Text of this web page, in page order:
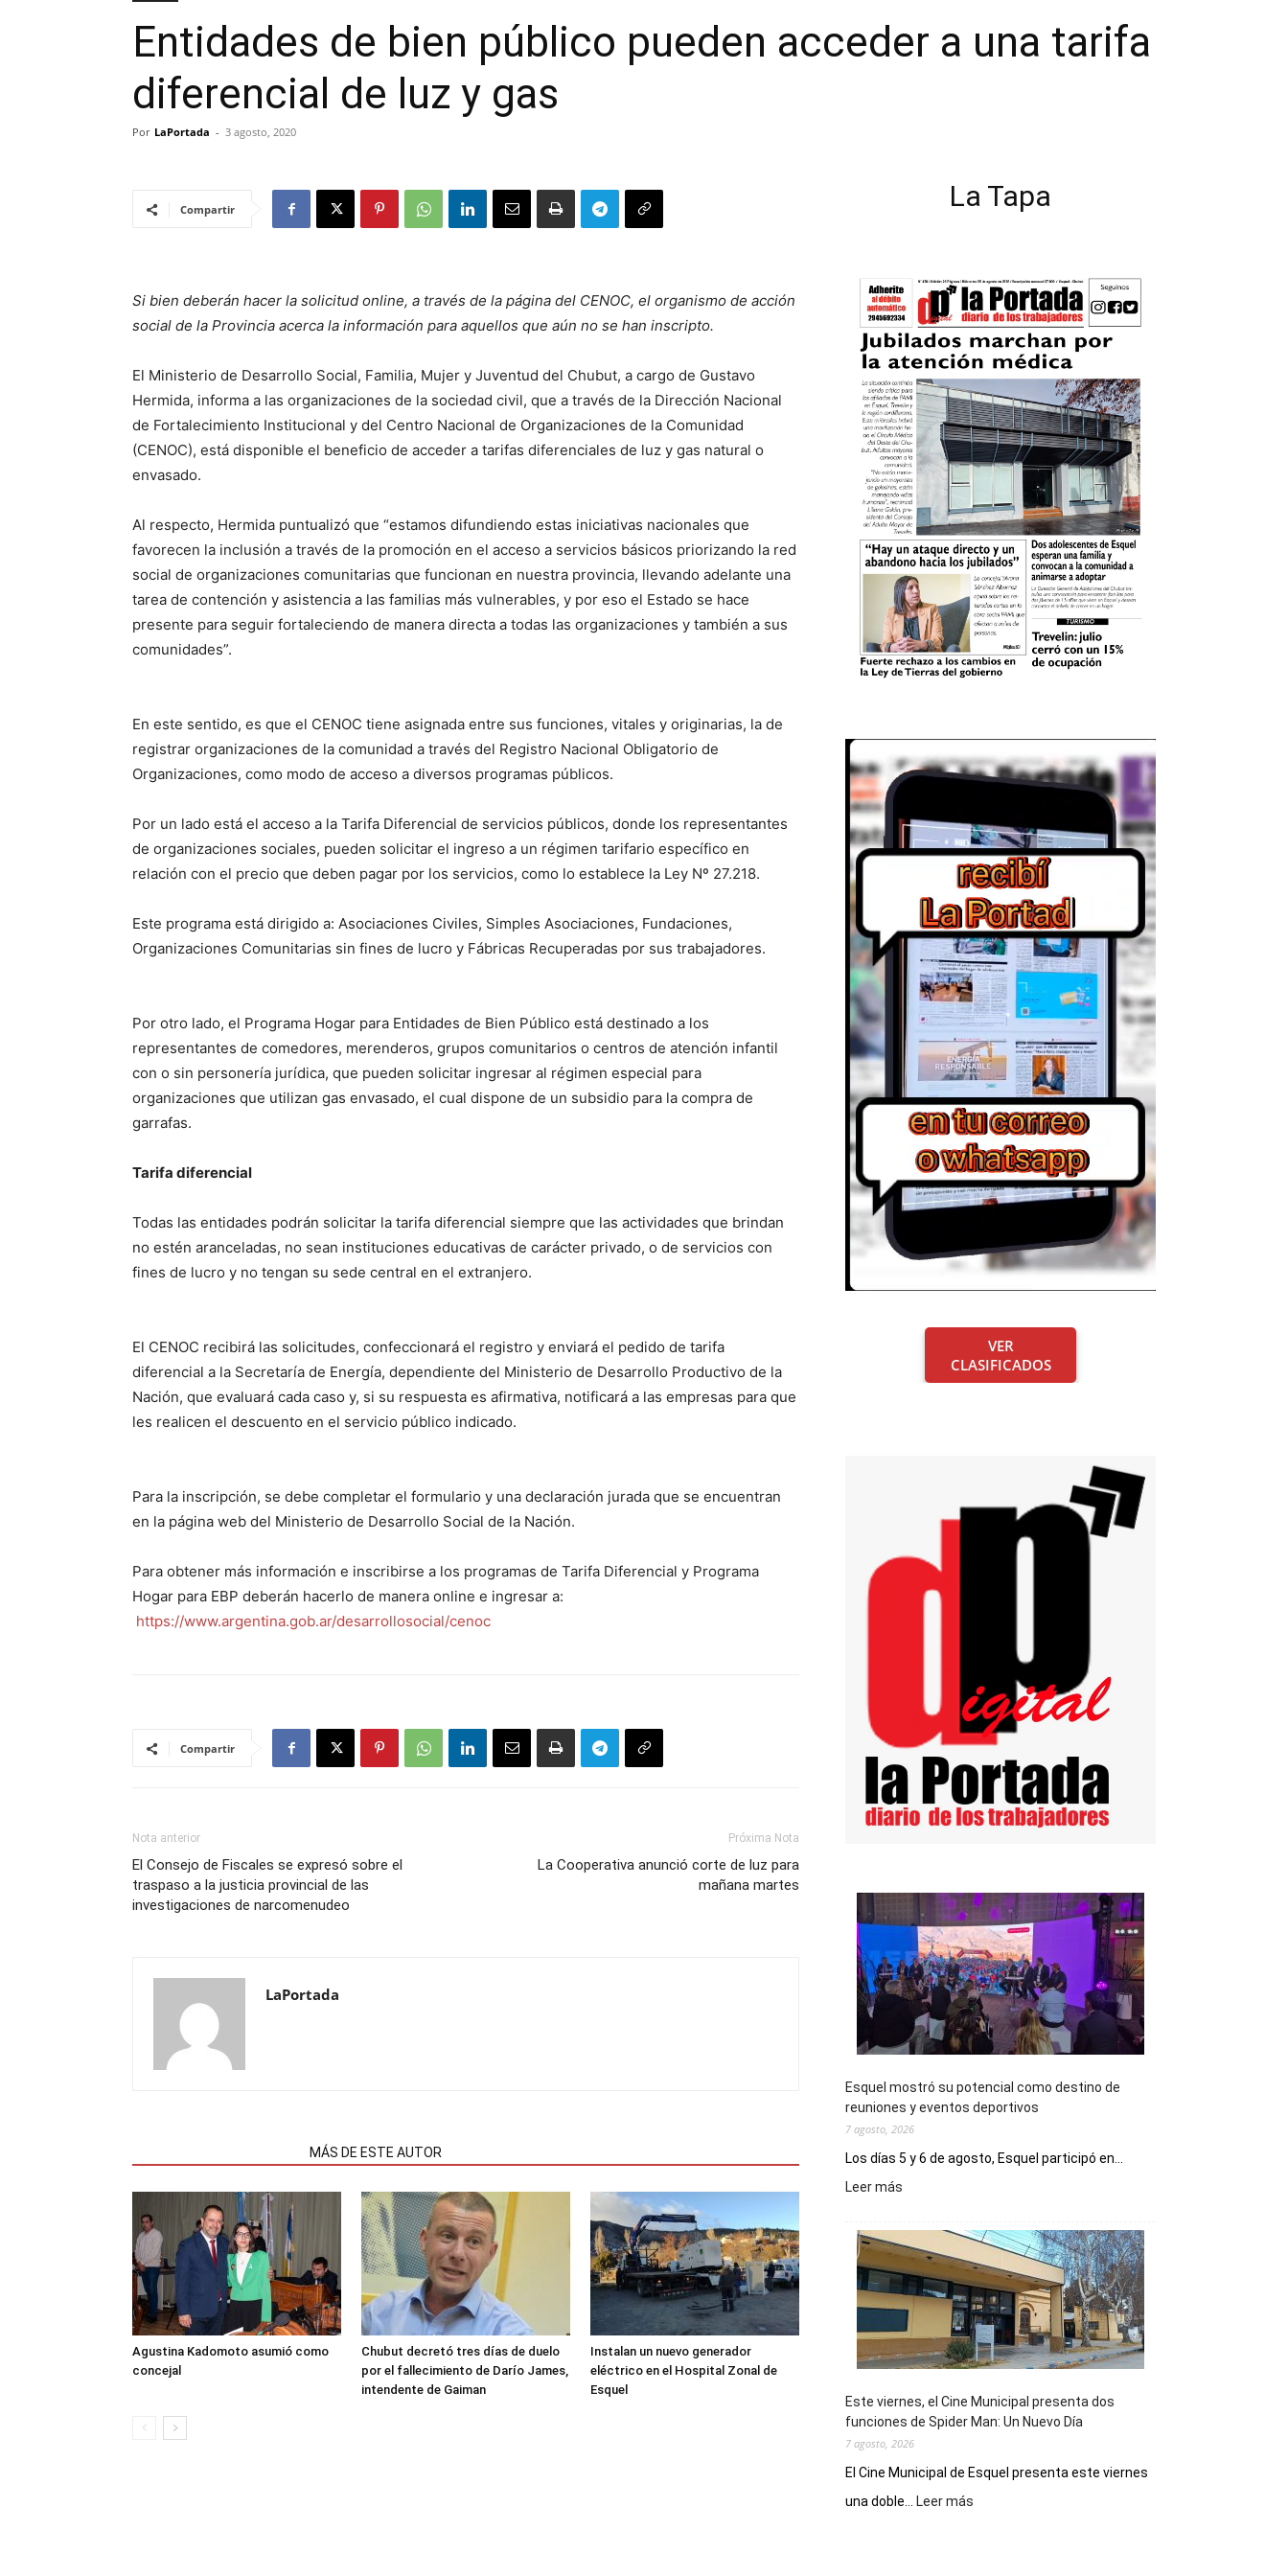
Entidades de bien público pueden acceder a una tarifa
diferencial de luz y gas
Por LaPortada - 3 agosto, 2020
Compartir
Si bien deberán hacer la solicitud online, a través de la página del CENOC, el organismo de acción
social de la Provincia acerca la información para aquellos que aún no se han inscripto.
El Ministerio de Desarrollo Social, Familia, Mujer y Juventud del Chubut, a cargo de Gustavo
Hermida, informa a las organizaciones de la sociedad civil, que a través de la Dirección Nacional
de Fortalecimiento Institucional y del Centro Nacional de Organizaciones de la Comunidad
(CENOC), está disponible el beneficio de acceder a tarifas diferenciales de luz y gas natural o
envasado.
Al respecto, Hermida puntualizó que “estamos difundiendo estas iniciativas nacionales que
favorecen la inclusión a través de la promoción en el acceso a servicios básicos priorizando la red
social de organizaciones comunitarias que funcionan en nuestra provincia, llevando adelante una
tarea de contención y asistencia a las familias más vulnerables, y por eso el Estado se hace
presente para seguir fortaleciendo de manera directa a todas las organizaciones y también a sus
comunidades”.
En este sentido, es que el CENOC tiene asignada entre sus funciones, vitales y originarias, la de
registrar organizaciones de la comunidad a través del Registro Nacional Obligatorio de
Organizaciones, como modo de acceso a diversos programas públicos.
Por un lado está el acceso a la Tarifa Diferencial de servicios públicos, donde los representantes
de organizaciones sociales, pueden solicitar el ingreso a un régimen tarifario específico en
relación con el precio que deben pagar por los servicios, como lo establece la Ley Nº 27.218.
Este programa está dirigido a: Asociaciones Civiles, Simples Asociaciones, Fundaciones,
Organizaciones Comunitarias sin fines de lucro y Fábricas Recuperadas por sus trabajadores.
Por otro lado, el Programa Hogar para Entidades de Bien Público está destinado a los
representantes de comedores, merenderos, grupos comunitarios o centros de atención infantil
con o sin personería jurídica, que pueden solicitar ingresar al régimen especial para
organizaciones que utilizan gas envasado, el cual dispone de un subsidio para la compra de
garrafas.
Tarifa diferencial
Todas las entidades podrán solicitar la tarifa diferencial siempre que las actividades que brindan
no estén aranceladas, no sean instituciones educativas de carácter privado, o de servicios con
fines de lucro y no tengan su sede central en el extranjero.
El CENOC recibirá las solicitudes, confeccionará el registro y enviará el pedido de tarifa
diferencial a la Secretaría de Energía, dependiente del Ministerio de Desarrollo Productivo de la
Nación, que evaluará cada caso y, si su respuesta es afirmativa, notificará a las empresas para que
les realicen el descuento en el servicio público indicado.
Para la inscripción, se debe completar el formulario y una declaración jurada que se encuentran
en la página web del Ministerio de Desarrollo Social de la Nación.
Para obtener más información e inscribirse a los programas de Tarifa Diferencial y Programa
Hogar para EBP deberán hacerlo de manera online e ingresar a:
https://www.argentina.gob.ar/desarrollosocial/cenoc
Compartir
Nota anterior
El Consejo de Fiscales se expresó sobre el
traspaso a la justicia provincial de las
investigaciones de narcomenudeo
Próxima Nota
La Cooperativa anunció corte de luz para
mañana martes
LaPortada
MÁS DE ESTE AUTOR
Agustina Kadomoto asumió como
concejal
Chubut decretó tres días de duelo
por el fallecimiento de Darío James,
intendente de Gaiman
Instalan un nuevo generador
eléctrico en el Hospital Zonal de
Esquel
La Tapa
VER
CLASIFICADOS
Esquel mostró su potencial como destino de
reuniones y eventos deportivos
7 agosto, 2026
Los días 5 y 6 de agosto, Esquel participó en...
Leer más
su
potencial
como
destino
de
reuniones
y
deportivos
Este viernes, el Cine Municipal presenta dos
funciones de Spider Man: Un Nuevo Día
7 agosto, 2026
El Cine Municipal de Esquel presenta este viernes
una doble...
Leer más